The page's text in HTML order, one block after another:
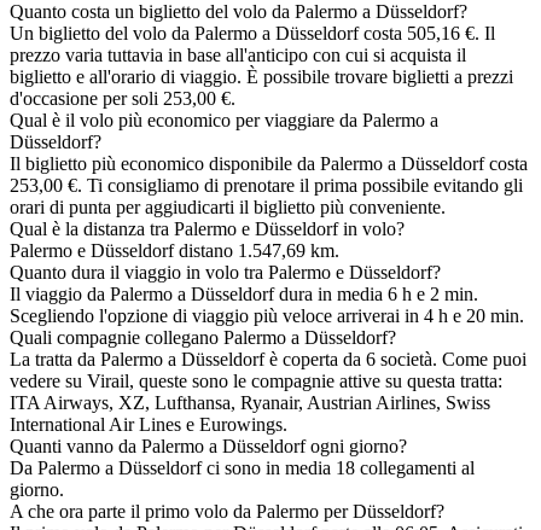
Quanto costa un biglietto del volo da Palermo a Düsseldorf?
Un biglietto del volo da Palermo a Düsseldorf costa 505,16 €. Il
prezzo varia tuttavia in base all'anticipo con cui si acquista il
biglietto e all'orario di viaggio. È possibile trovare biglietti a prezzi
d'occasione per soli 253,00 €.
Qual è il volo più economico per viaggiare da Palermo a
Düsseldorf?
Il biglietto più economico disponibile da Palermo a Düsseldorf costa
253,00 €. Ti consigliamo di prenotare il prima possibile evitando gli
orari di punta per aggiudicarti il biglietto più conveniente.
Qual è la distanza tra Palermo e Düsseldorf in volo?
Palermo e Düsseldorf distano 1.547,69 km.
Quanto dura il viaggio in volo tra Palermo e Düsseldorf?
Il viaggio da Palermo a Düsseldorf dura in media 6 h e 2 min.
Scegliendo l'opzione di viaggio più veloce arriverai in 4 h e 20 min.
Quali compagnie collegano Palermo a Düsseldorf?
La tratta da Palermo a Düsseldorf è coperta da 6 società. Come puoi
vedere su Virail, queste sono le compagnie attive su questa tratta:
ITA Airways, XZ, Lufthansa, Ryanair, Austrian Airlines, Swiss
International Air Lines e Eurowings.
Quanti vanno da Palermo a Düsseldorf ogni giorno?
Da Palermo a Düsseldorf ci sono in media 18 collegamenti al
giorno.
A che ora parte il primo volo da Palermo per Düsseldorf?